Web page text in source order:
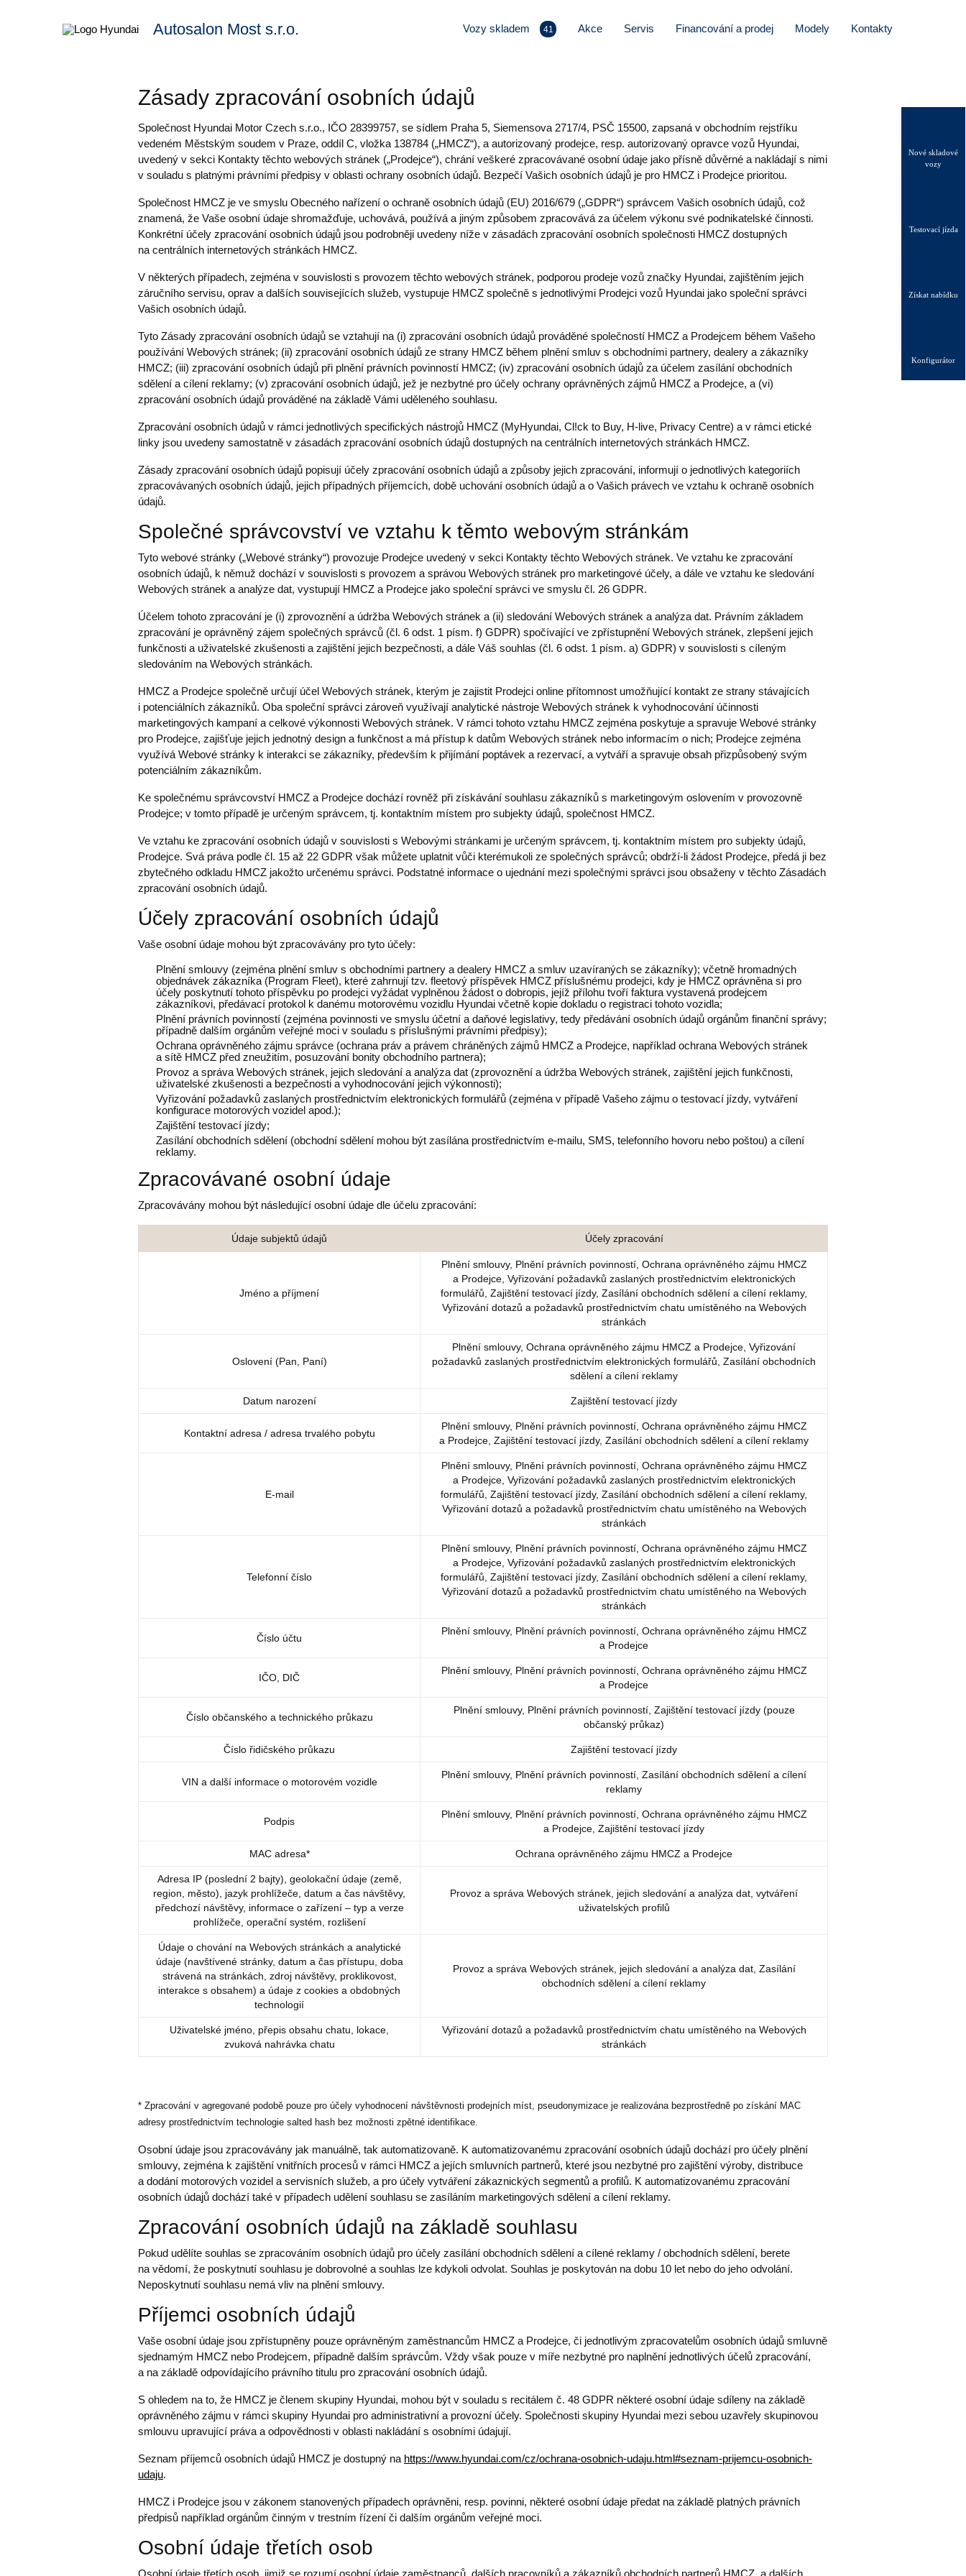
Autosalon Most s.r.o. Vozy skladem 41 Akce Servis Financování a prodej Modely Kontakty
Nové skladové
vozy
Testovací jízda
Získat nabídku
Konfigurátor
Zásady zpracování osobních údajů
Společnost Hyundai Motor Czech s.r.o., IČO 28399757, se sídlem Praha 5, Siemensova 2717/4, PSČ 15500, zapsaná v obchodním rejstříku
vedeném Městským soudem v Praze, oddíl C, vložka 138784 („HMCZ“), a autorizovaný prodejce, resp. autorizovaný opravce vozů Hyundai,
uvedený v sekci Kontakty těchto webových stránek („Prodejce“), chrání veškeré zpracovávané osobní údaje jako přísně důvěrné a nakládají s nimi
v souladu s platnými právními předpisy v oblasti ochrany osobních údajů. Bezpečí Vašich osobních údajů je pro HMCZ i Prodejce prioritou.
Společnost HMCZ je ve smyslu Obecného nařízení o ochraně osobních údajů (EU) 2016/679 („GDPR“) správcem Vašich osobních údajů, což
znamená, že Vaše osobní údaje shromažďuje, uchovává, používá a jiným způsobem zpracovává za účelem výkonu své podnikatelské činnosti.
Konkrétní účely zpracování osobních údajů jsou podrobněji uvedeny níže v zásadách zpracování osobních společnosti HMCZ dostupných
na centrálních internetových stránkách HMCZ.
V některých případech, zejména v souvislosti s provozem těchto webových stránek, podporou prodeje vozů značky Hyundai, zajištěním jejich
záručního servisu, oprav a dalších souvisejících služeb, vystupuje HMCZ společně s jednotlivými Prodejci vozů Hyundai jako společní správci
Vašich osobních údajů.
Tyto Zásady zpracování osobních údajů se vztahují na (i) zpracování osobních údajů prováděné společností HMCZ a Prodejcem během Vašeho
používání Webových stránek; (ii) zpracování osobních údajů ze strany HMCZ během plnění smluv s obchodními partnery, dealery a zákazníky
HMCZ; (iii) zpracování osobních údajů při plnění právních povinností HMCZ; (iv) zpracování osobních údajů za účelem zasílání obchodních
sdělení a cílení reklamy; (v) zpracování osobních údajů, jež je nezbytné pro účely ochrany oprávněných zájmů HMCZ a Prodejce, a (vi)
zpracování osobních údajů prováděné na základě Vámi uděleného souhlasu.
Zpracování osobních údajů v rámci jednotlivých specifických nástrojů HMCZ (MyHyundai, Cl!ck to Buy, H-live, Privacy Centre) a v rámci etické
linky jsou uvedeny samostatně v zásadách zpracování osobních údajů dostupných na centrálních internetových stránkách HMCZ.
Zásady zpracování osobních údajů popisují účely zpracování osobních údajů a způsoby jejich zpracování, informují o jednotlivých kategoriích
zpracovávaných osobních údajů, jejich případných příjemcích, době uchování osobních údajů a o Vašich právech ve vztahu k ochraně osobních
údajů.
Společné správcovství ve vztahu k těmto webovým stránkám
Tyto webové stránky („Webové stránky“) provozuje Prodejce uvedený v sekci Kontakty těchto Webových stránek. Ve vztahu ke zpracování
osobních údajů, k němuž dochází v souvislosti s provozem a správou Webových stránek pro marketingové účely, a dále ve vztahu ke sledování
Webových stránek a analýze dat, vystupují HMCZ a Prodejce jako společní správci ve smyslu čl. 26 GDPR.
Účelem tohoto zpracování je (i) zprovoznění a údržba Webových stránek a (ii) sledování Webových stránek a analýza dat. Právním základem
zpracování je oprávněný zájem společných správců (čl. 6 odst. 1 písm. f) GDPR) spočívající ve zpřístupnění Webových stránek, zlepšení jejich
funkčnosti a uživatelské zkušenosti a zajištění jejich bezpečnosti, a dále Váš souhlas (čl. 6 odst. 1 písm. a) GDPR) v souvislosti s cíleným
sledováním na Webových stránkách.
HMCZ a Prodejce společně určují účel Webových stránek, kterým je zajistit Prodejci online přítomnost umožňující kontakt ze strany stávajících
i potenciálních zákazníků. Oba společní správci zároveň využívají analytické nástroje Webových stránek k vyhodnocování účinnosti
marketingových kampaní a celkové výkonnosti Webových stránek. V rámci tohoto vztahu HMCZ zejména poskytuje a spravuje Webové stránky
pro Prodejce, zajišťuje jejich jednotný design a funkčnost a má přístup k datům Webových stránek nebo informacím o nich; Prodejce zejména
využívá Webové stránky k interakci se zákazníky, především k přijímání poptávek a rezervací, a vytváří a spravuje obsah přizpůsobený svým
potenciálním zákazníkům.
Ke společnému správcovství HMCZ a Prodejce dochází rovněž při získávání souhlasu zákazníků s marketingovým oslovením v provozovně
Prodejce; v tomto případě je určeným správcem, tj. kontaktním místem pro subjekty údajů, společnost HMCZ.
Ve vztahu ke zpracování osobních údajů v souvislosti s Webovými stránkami je určeným správcem, tj. kontaktním místem pro subjekty údajů,
Prodejce. Svá práva podle čl. 15 až 22 GDPR však můžete uplatnit vůči kterémukoli ze společných správců; obdrží-li žádost Prodejce, předá ji bez
zbytečného odkladu HMCZ jakožto určenému správci. Podstatné informace o ujednání mezi společnými správci jsou obsaženy v těchto Zásadách
zpracování osobních údajů.
Účely zpracování osobních údajů
Vaše osobní údaje mohou být zpracovávány pro tyto účely:
Plnění smlouvy (zejména plnění smluv s obchodními partnery a dealery HMCZ a smluv uzavíraných se zákazníky); včetně hromadných
objednávek zákazníka (Program Fleet), které zahrnují tzv. fleetový příspěvek HMCZ příslušnému prodejci, kdy je HMCZ oprávněna si pro
účely poskytnutí tohoto příspěvku po prodejci vyžádat vyplněnou žádost o dobropis, jejíž přílohu tvoří faktura vystavená prodejcem
zákazníkovi, předávací protokol k danému motorovému vozidlu Hyundai včetně kopie dokladu o registraci tohoto vozidla;
Plnění právních povinností (zejména povinnosti ve smyslu účetní a daňové legislativy, tedy předávání osobních údajů orgánům finanční správy;
případně dalším orgánům veřejné moci v souladu s příslušnými právními předpisy);
Ochrana oprávněného zájmu správce (ochrana práv a právem chráněných zájmů HMCZ a Prodejce, například ochrana Webových stránek
a sítě HMCZ před zneužitím, posuzování bonity obchodního partnera);
Provoz a správa Webových stránek, jejich sledování a analýza dat (zprovoznění a údržba Webových stránek, zajištění jejich funkčnosti,
uživatelské zkušenosti a bezpečnosti a vyhodnocování jejich výkonnosti);
Vyřizování požadavků zaslaných prostřednictvím elektronických formulářů (zejména v případě Vašeho zájmu o testovací jízdy, vytváření
konfigurace motorových vozidel apod.);
Zajištění testovací jízdy;
Zasílání obchodních sdělení (obchodní sdělení mohou být zasílána prostřednictvím e-mailu, SMS, telefonního hovoru nebo poštou) a cílení
reklamy.
Zpracovávané osobní údaje
Zpracovávány mohou být následující osobní údaje dle účelu zpracování:
Údaje subjektů údajů Účely zpracování
Jméno a příjmení
Plnění smlouvy, Plnění právních povinností, Ochrana oprávněného zájmu HMCZ
a Prodejce, Vyřizování požadavků zaslaných prostřednictvím elektronických
formulářů, Zajištění testovací jízdy, Zasílání obchodních sdělení a cílení reklamy,
Vyřizování dotazů a požadavků prostřednictvím chatu umístěného na Webových
stránkách
Oslovení (Pan, Paní)
Plnění smlouvy, Ochrana oprávněného zájmu HMCZ a Prodejce, Vyřizování
požadavků zaslaných prostřednictvím elektronických formulářů, Zasílání obchodních
sdělení a cílení reklamy
Datum narození Zajištění testovací jízdy
Kontaktní adresa / adresa trvalého pobytu
Plnění smlouvy, Plnění právních povinností, Ochrana oprávněného zájmu HMCZ
a Prodejce, Zajištění testovací jízdy, Zasílání obchodních sdělení a cílení reklamy
E-mail
Plnění smlouvy, Plnění právních povinností, Ochrana oprávněného zájmu HMCZ
a Prodejce, Vyřizování požadavků zaslaných prostřednictvím elektronických
formulářů, Zajištění testovací jízdy, Zasílání obchodních sdělení a cílení reklamy,
Vyřizování dotazů a požadavků prostřednictvím chatu umístěného na Webových
stránkách
Telefonní číslo
Plnění smlouvy, Plnění právních povinností, Ochrana oprávněného zájmu HMCZ
a Prodejce, Vyřizování požadavků zaslaných prostřednictvím elektronických
formulářů, Zajištění testovací jízdy, Zasílání obchodních sdělení a cílení reklamy,
Vyřizování dotazů a požadavků prostřednictvím chatu umístěného na Webových
stránkách
Číslo účtu
Plnění smlouvy, Plnění právních povinností, Ochrana oprávněného zájmu HMCZ
a Prodejce
IČO, DIČ
Plnění smlouvy, Plnění právních povinností, Ochrana oprávněného zájmu HMCZ
a Prodejce
Číslo občanského a technického průkazu
Plnění smlouvy, Plnění právních povinností, Zajištění testovací jízdy (pouze
občanský průkaz)
Číslo řidičského průkazu Zajištění testovací jízdy
VIN a další informace o motorovém vozidle
Plnění smlouvy, Plnění právních povinností, Zasílání obchodních sdělení a cílení
reklamy
Podpis
Plnění smlouvy, Plnění právních povinností, Ochrana oprávněného zájmu HMCZ
a Prodejce, Zajištění testovací jízdy
MAC adresa* Ochrana oprávněného zájmu HMCZ a Prodejce
Adresa IP (poslední 2 bajty), geolokační údaje (země,
region, město), jazyk prohlížeče, datum a čas návštěvy,
předchozí návštěvy, informace o zařízení – typ a verze
prohlížeče, operační systém, rozlišení
Provoz a správa Webových stránek, jejich sledování a analýza dat, vytváření
uživatelských profilů
Údaje o chování na Webových stránkách a analytické
údaje (navštívené stránky, datum a čas přístupu, doba
strávená na stránkách, zdroj návštěvy, proklikovost,
interakce s obsahem) a údaje z cookies a obdobných
technologií
Provoz a správa Webových stránek, jejich sledování a analýza dat, Zasílání
obchodních sdělení a cílení reklamy
Uživatelské jméno, přepis obsahu chatu, lokace,
zvuková nahrávka chatu
Vyřizování dotazů a požadavků prostřednictvím chatu umístěného na Webových
stránkách
* Zpracování v agregované podobě pouze pro účely vyhodnocení návštěvnosti prodejních míst, pseudonymizace je realizována bezprostředně po získání MAC
adresy prostřednictvím technologie salted hash bez možnosti zpětné identifikace.
Osobní údaje jsou zpracovávány jak manuálně, tak automatizovaně. K automatizovanému zpracování osobních údajů dochází pro účely plnění
smlouvy, zejména k zajištění vnitřních procesů v rámci HMCZ a jejích smluvních partnerů, které jsou nezbytné pro zajištění výroby, distribuce
a dodání motorových vozidel a servisních služeb, a pro účely vytváření zákaznických segmentů a profilů. K automatizovanému zpracování
osobních údajů dochází také v případech udělení souhlasu se zasíláním marketingových sdělení a cílení reklamy.
Zpracování osobních údajů na základě souhlasu
Pokud udělíte souhlas se zpracováním osobních údajů pro účely zasílání obchodních sdělení a cílené reklamy / obchodních sdělení, berete
na vědomí, že poskytnutí souhlasu je dobrovolné a souhlas lze kdykoli odvolat. Souhlas je poskytován na dobu 10 let nebo do jeho odvolání.
Neposkytnutí souhlasu nemá vliv na plnění smlouvy.
Příjemci osobních údajů
Vaše osobní údaje jsou zpřístupněny pouze oprávněným zaměstnancům HMCZ a Prodejce, či jednotlivým zpracovatelům osobních údajů smluvně
sjednamým HMCZ nebo Prodejcem, případně dalším správcům. Vždy však pouze v míře nezbytné pro naplnění jednotlivých účelů zpracování,
a na základě odpovídajícího právního titulu pro zpracování osobních údajů.
S ohledem na to, že HMCZ je členem skupiny Hyundai, mohou být v souladu s recitálem č. 48 GDPR některé osobní údaje sdíleny na základě
oprávněného zájmu v rámci skupiny Hyundai pro administrativní a provozní účely. Společnosti skupiny Hyundai mezi sebou uzavřely skupinovou
smlouvu upravující práva a odpovědnosti v oblasti nakládání s osobními údajují.
Seznam příjemců osobních údajů HMCZ je dostupný na https://www.hyundai.com/cz/ochrana-osobnich-udaju.html#seznam-prijemcu-osobnich-
udaju.
HMCZ i Prodejce jsou v zákonem stanovených případech oprávněni, resp. povinni, některé osobní údaje předat na základě platných právních
předpisů například orgánům činným v trestním řízení či dalším orgánům veřejné moci.
Osobní údaje třetích osob
Osobní údaje třetích osob, jimiž se rozumí osobní údaje zaměstnanců, dalších pracovníků a zákazníků obchodních partnerů HMCZ, a dalších